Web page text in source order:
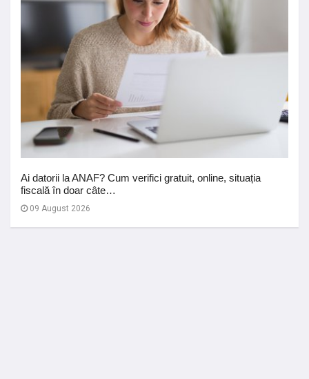
Ai datorii la ANAF? Cum verifici gratuit, online, situația
fiscală în doar câte…
09 August 2026